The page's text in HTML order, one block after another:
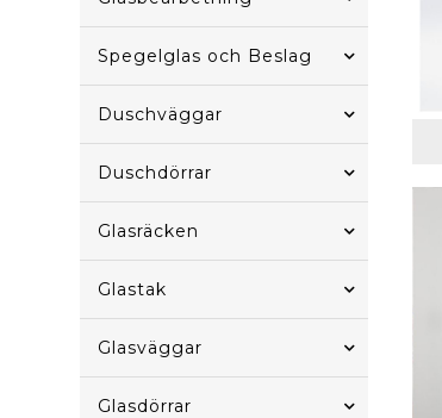
Spegelglas och Beslag
Duschväggar
Duschdörrar
Glasräcken
Glastak
Glasväggar
Glasdörrar